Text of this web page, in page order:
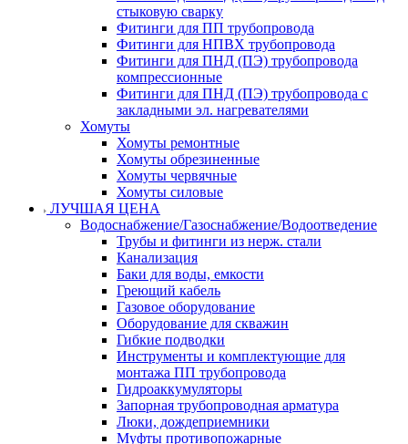
стыковую сварку
Фитинги для ПП трубопровода
Фитинги для НПВХ трубопровода
Фитинги для ПНД (ПЭ) трубопровода
компрессионные
Фитинги для ПНД (ПЭ) трубопровода с
закладными эл. нагревателями
Хомуты
Хомуты ремонтные
Хомуты обрезиненные
Хомуты червячные
Хомуты силовые
ЛУЧШАЯ ЦЕНА
Водоснабжение/Газоснабжение/Водоотведение
Трубы и фитинги из нерж. стали
Канализация
Баки для воды, емкости
Греющий кабель
Газовое оборудование
Оборудование для скважин
Гибкие подводки
Инструменты и комплектующие для
монтажа ПП трубопровода
Гидроаккумуляторы
Запорная трубопроводная арматура
Люки, дождеприемники
Муфты противопожарные